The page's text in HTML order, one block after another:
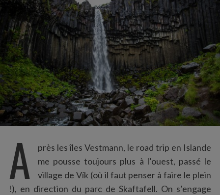
:
A
près les îles Vestmann, le road trip en Islande
me pousse toujours plus à l’ouest, passé le
village de Vík (où il faut penser à faire le plein
!), en direction du parc de Skaftafell. On s’engage